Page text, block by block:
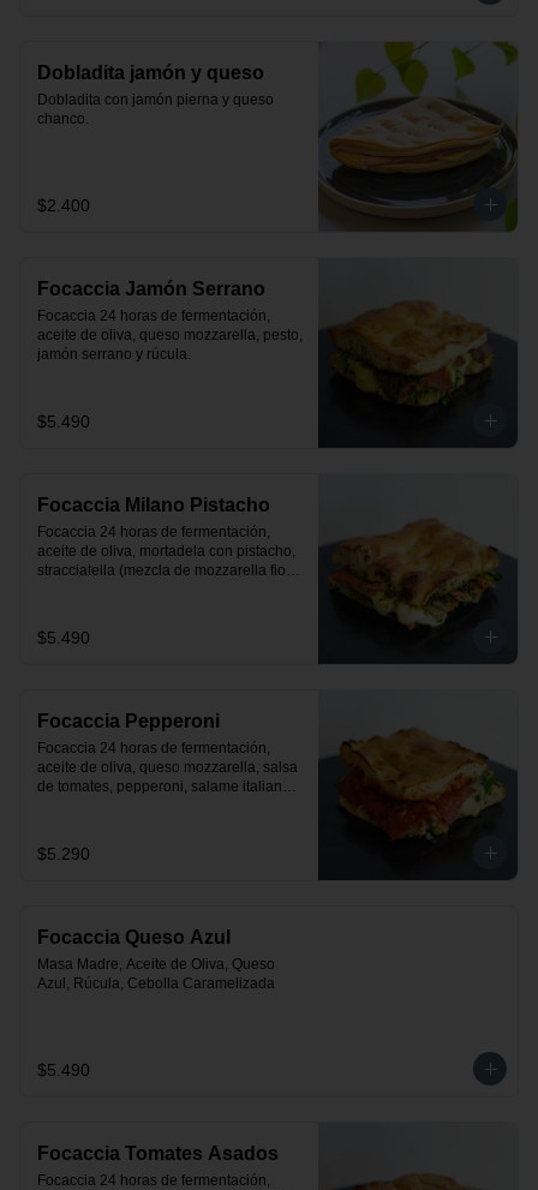
Dobladita jamón y queso
Dobladita con jamón pierna y queso
chanco.
$2.400
Focaccia Jamón Serrano
Focaccia 24 horas de fermentación,
aceite de oliva, queso mozzarella, pesto,
jamón serrano y rúcula.
$5.490
Focaccia Milano Pistacho
Focaccia 24 horas de fermentación,
aceite de oliva, mortadela con pistacho,
stracciatella (mezcla de mozzarella fior
$5.490
Focaccia Pepperoni
Focaccia 24 horas de fermentación,
aceite de oliva, queso mozzarella, salsa
de tomates, pepperoni, salame italiano y
$5.290
Focaccia Queso Azul
Masa Madre, Aceite de Oliva, Queso
Azul, Rúcula, Cebolla Caramelizada
$5.490
Focaccia Tomates Asados
Focaccia 24 horas de fermentación,